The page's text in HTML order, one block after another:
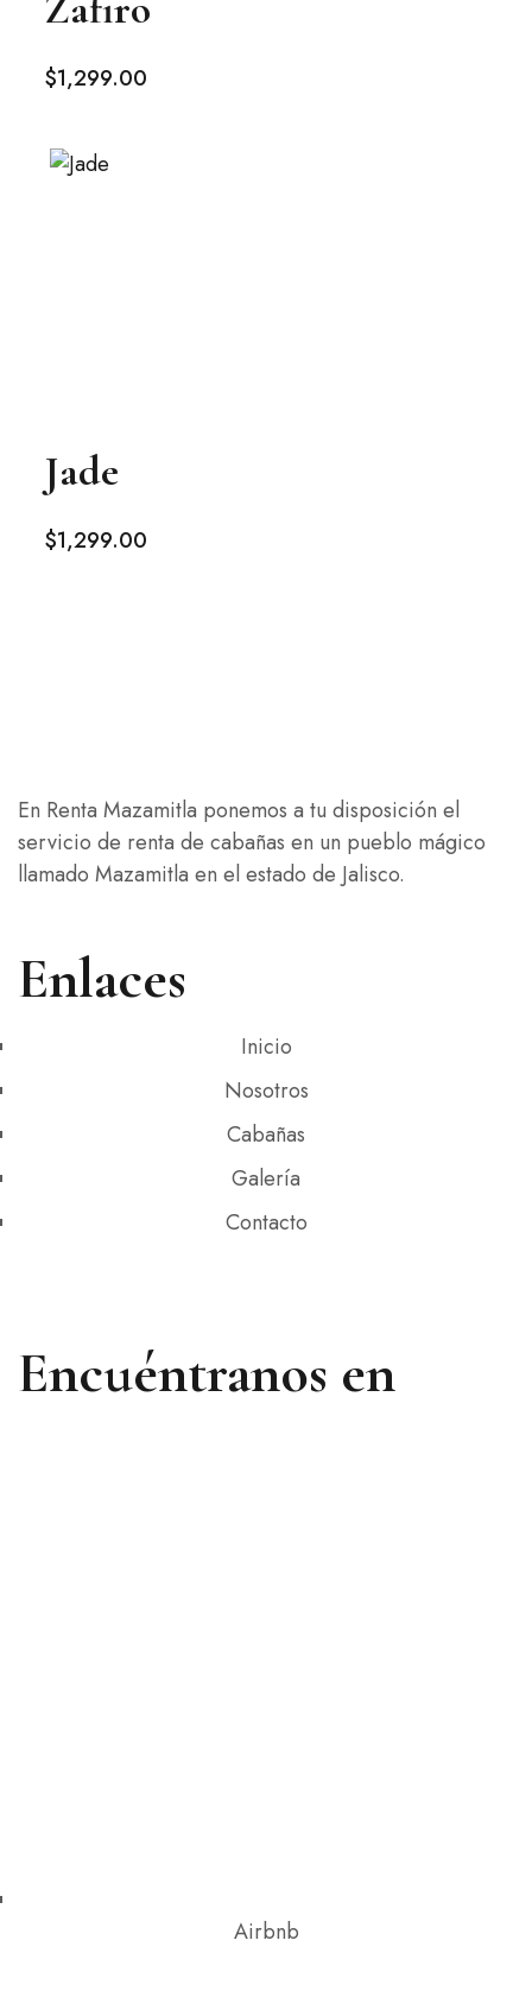
$1,299.00
Jade
$1,299.00
En Renta Mazamitla ponemos a tu disposición el
servicio de renta de cabañas en un pueblo mágico
llamado Mazamitla en el estado de Jalisco.
Enlaces
Inicio
Nosotros
Cabañas
Galería
Contacto
Encuéntranos en
Airbnb